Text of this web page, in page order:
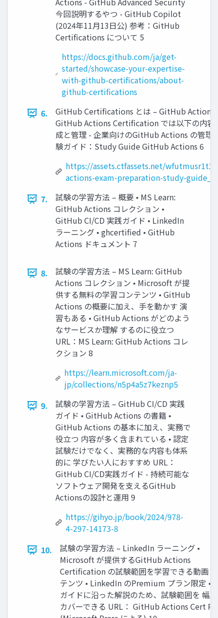
今回説明するやつ - GitHub Copilot
(2024年11月13日公) 参考：GitHub
Certifications について 5
https://docs.github.com/ja/get-
started/showcase-your-expertise-
with-github-certifications/about-
github-certifications
6.
GitHub Certifications とは – GitHub Actions
GitHub Actions Certification では以下の内容
成と管理 - 企業向けのGitHub Actions の管理
験ガイド：Study Guide GitHub Actions 6
https://assets.ctfassets.net/
actions-exam-preparation-study-
7.
試験の学習方法 – 概要 • MS Learn:
GitHub Actions コレクション •
GitHub CI/CD 実践ガイド • LinkedIn
ラーニング • ghcertified • GitHub
Actions ドキュメント 7
8.
試験の学習方法 – MS Learn: GitHub
Actions コレクション • Microsoft が提
供する無料の学習コンテンツ • GitHub
Actions の概要に加え、手を動かす 演
習もある • GitHub Actions がどのよう
なサービスか理解 するのに役立つ
URL：MS Learn: GitHub Actions コレ
クション 8
https://learn.microsoft.com/ja-
jp/collections/n5p4a5z7keznp5
9.
試験の学習方法 – GitHub CI/CD 実践
ガイド • GitHub Actions の書籍 •
GitHub Actions の基本に加え、実務で
役立つ 内容が多く含まれている • 認定
試験だけでなく、実務的な内容も体系
的に 学びたい人におすすめ URL：
GitHub CI/CD実践ガイド - 持続可能な
ソフトウェア開発を支えるGitHub
Actionsの設計と運用 9
https://gihyo.jp/book/2024/978-
4-297-14173-8
10.
試験の学習方法 – LinkedIn ラーニング •
Microsoft が提供するGitHub Actions
Certification の試験範囲を学習できる動画
テンツ • LinkedIn のPremium プラン限定 •
ガイドに沿った解説のため、試験範囲を 幅
カバーできる URL： GitHub Actions Cert